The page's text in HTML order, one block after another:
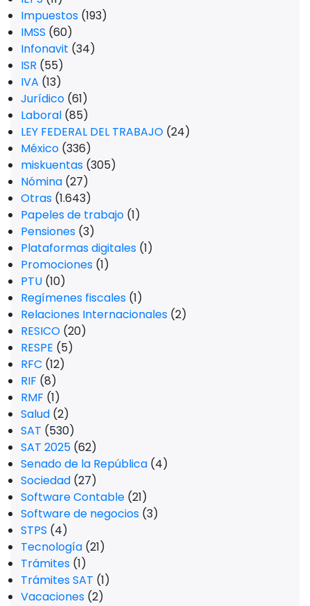
Impuestos (193)
IMSS (60)
Infonavit (34)
ISR (55)
IVA (13)
Jurídico (61)
Laboral (85)
LEY FEDERAL DEL TRABAJO (24)
México (336)
miskuentas (305)
Nómina (27)
Otras (1.643)
Papeles de trabajo (1)
Pensiones (3)
Plataformas digitales (1)
Promociones (1)
PTU (10)
Regímenes fiscales (1)
Relaciones Internacionales (2)
RESICO (20)
RESPE (5)
RFC (12)
RIF (8)
RMF (1)
Salud (2)
SAT (530)
SAT 2025 (62)
Senado de la República (4)
Sociedad (27)
Software Contable (21)
Software de negocios (3)
STPS (4)
Tecnología (21)
Trámites (1)
Trámites SAT (1)
Vacaciones (2)